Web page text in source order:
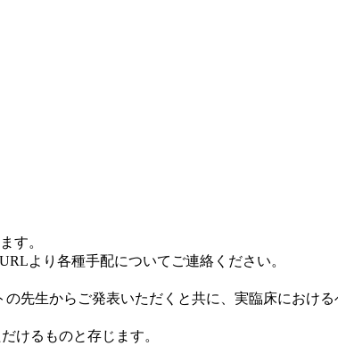
す。
より各種手配についてご連絡ください。
先生からご発表いただくと共に、実臨床におけ
けるものと存じます。